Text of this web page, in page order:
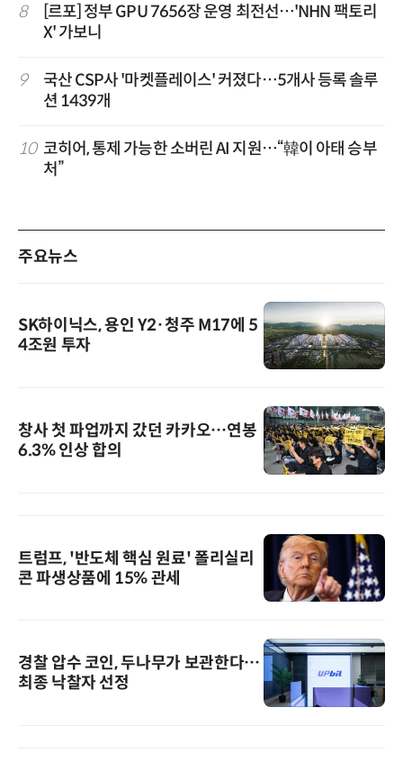
8
[르포] 정부 GPU 7656장 운영 최전선…'NHN 팩토리
X' 가보니
9
국산 CSP사 '마켓플레이스' 커졌다…5개사 등록 솔루
션 1439개
10 코히어, 통제 가능한 소버린 AI 지원…“韓이 아태 승부
처”
주요뉴스
SK하이닉스, 용인 Y2·청주 M17에 5
4조원 투자
창사 첫 파업까지 갔던 카카오…연봉
6.3% 인상 합의
트럼프, '반도체 핵심 원료' 폴리실리
콘 파생상품에 15% 관세
경찰 압수 코인, 두나무가 보관한다…
최종 낙찰자 선정